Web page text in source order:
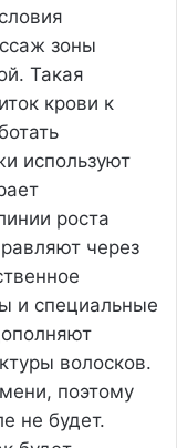
зоны
Такая
крови к
используют
роста
через
и специальные
волосков.
поэтому
не будет.